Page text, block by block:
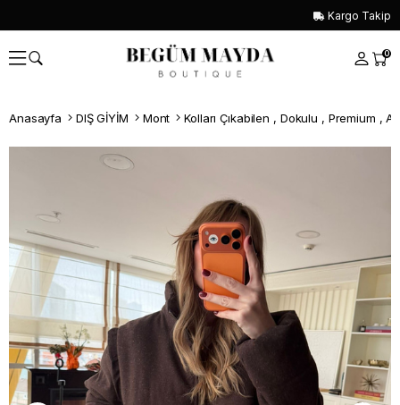
Kargo Takip
0
Anasayfa DIŞ GİYİM Mont Kolları Çıkabilen , Dokulu , Premium ,